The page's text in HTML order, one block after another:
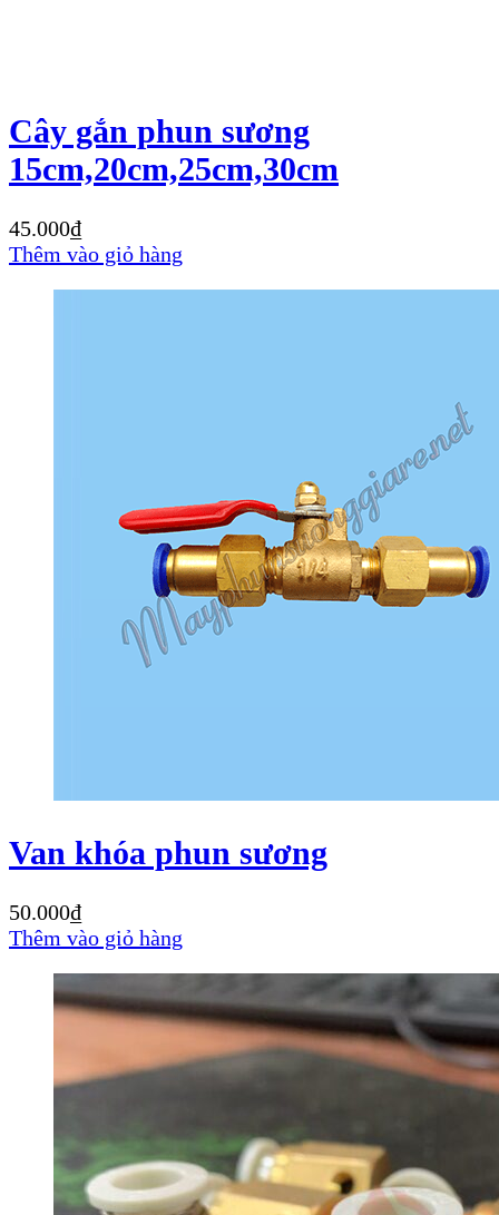
Cây gắn phun sương
15cm,20cm,25cm,30cm
45.000₫
Thêm vào giỏ hàng
Van khóa phun sương
50.000₫
Thêm vào giỏ hàng